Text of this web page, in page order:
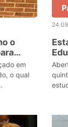
o
em
o qual